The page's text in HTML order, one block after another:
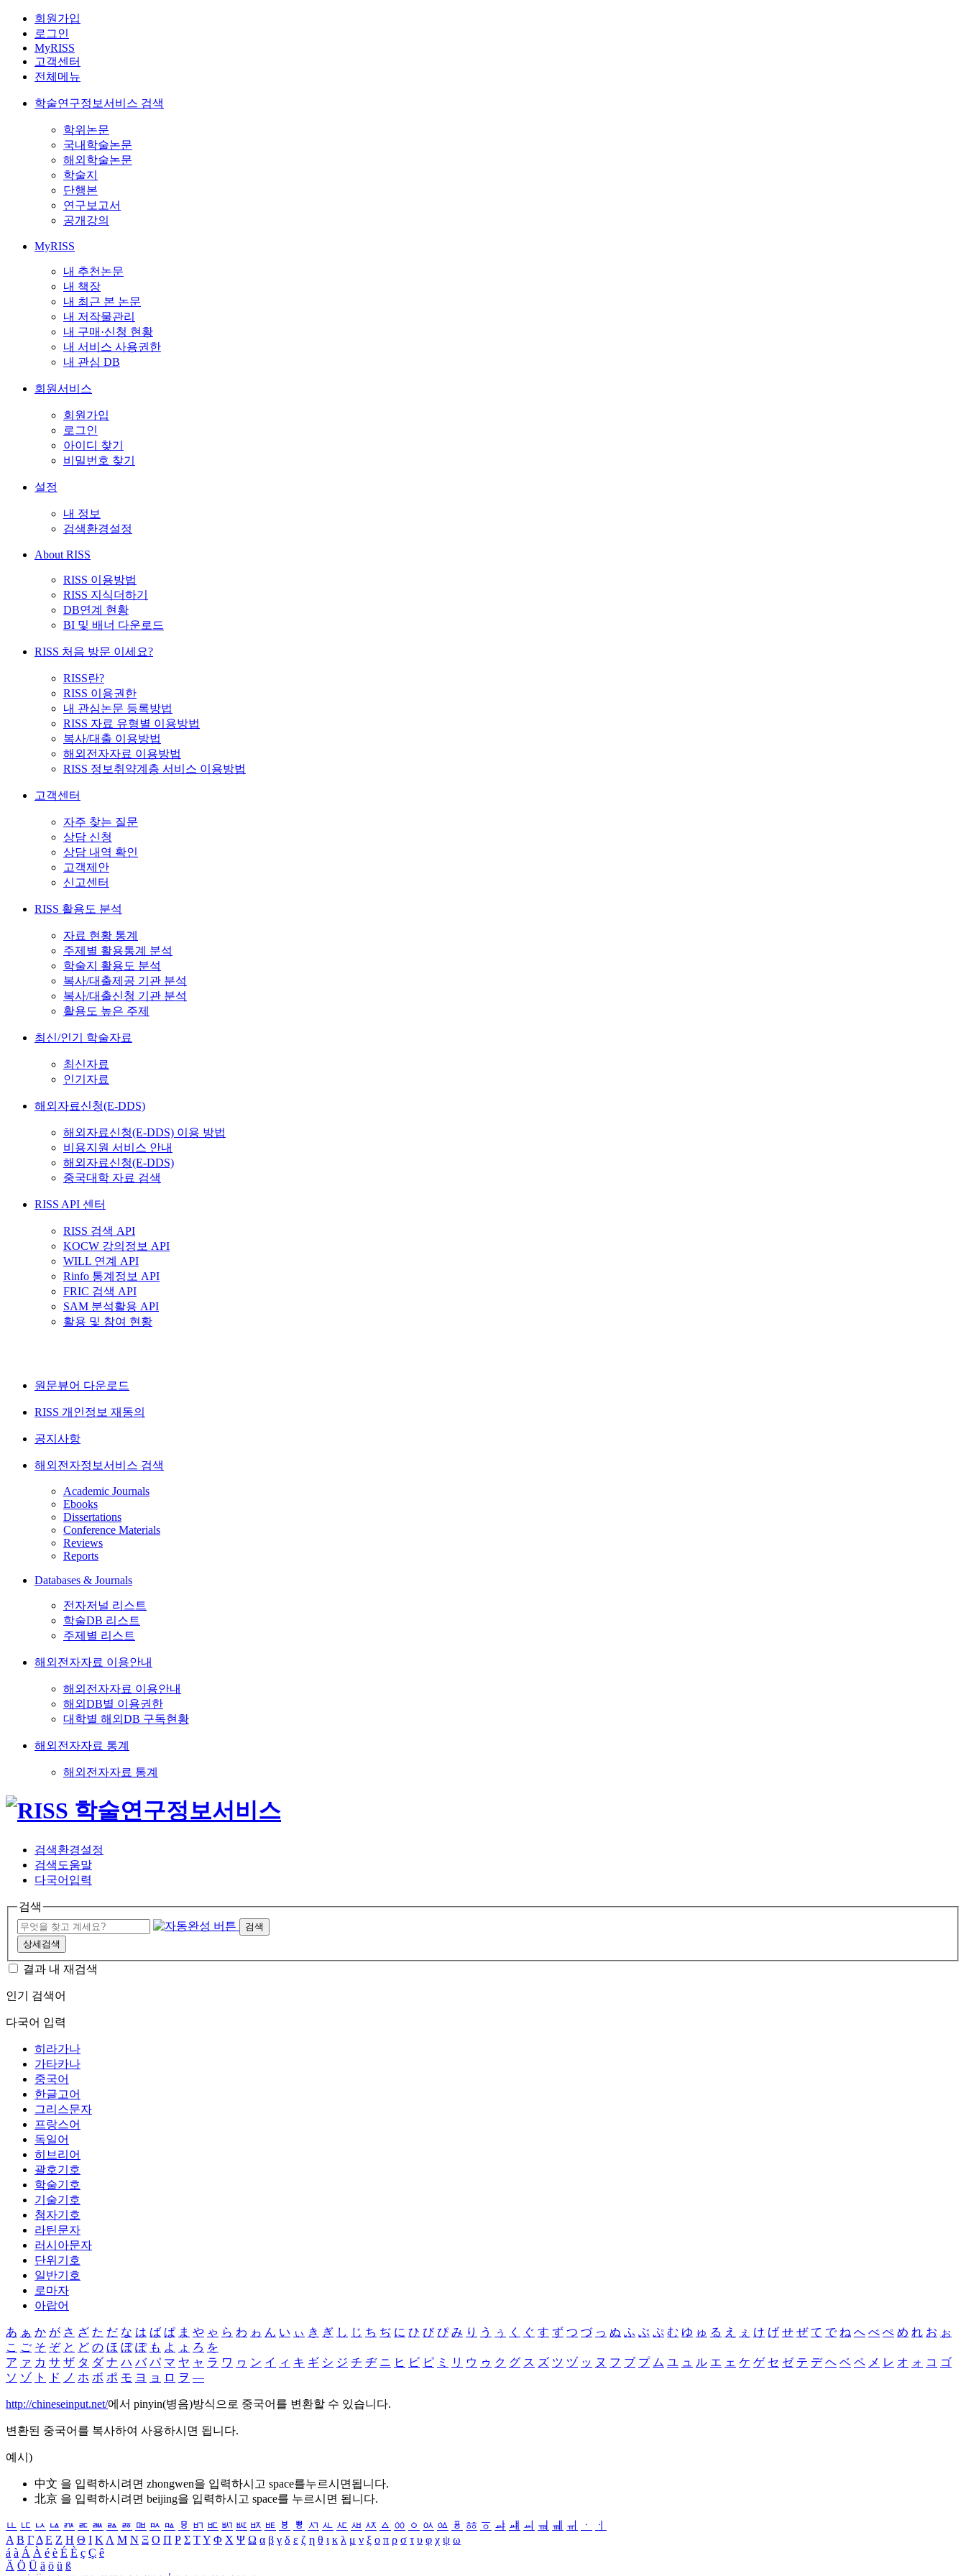
회원가입
로그인
MyRISS
고객센터
전체메뉴
학술연구정보서비스 검색
학위논문
국내학술논문
해외학술논문
학술지
단행본
연구보고서
공개강의
MyRISS
내 추천논문
내 책장
내 최근 본 논문
내 저작물관리
내 구매·신청 현황
내 서비스 사용권한
내 관심 DB
회원서비스
회원가입
로그인
아이디 찾기
비밀번호 찾기
설정
내 정보
검색환경설정
About RISS
RISS 이용방법
RISS 지식더하기
DB연계 현황
BI 및 배너 다운로드
RISS 처음 방문 이세요?
RISS란?
RISS 이용권한
내 관심논문 등록방법
RISS 자료 유형별 이용방법
복사/대출 이용방법
해외전자자료 이용방법
RISS 정보취약계층 서비스 이용방법
고객센터
자주 찾는 질문
상담 신청
상담 내역 확인
고객제안
신고센터
RISS 활용도 분석
자료 현황 통계
주제별 활용통계 분석
학술지 활용도 분석
복사/대출제공 기관 분석
복사/대출신청 기관 분석
활용도 높은 주제
최신/인기 학술자료
최신자료
인기자료
해외자료신청(E-DDS)
해외자료신청(E-DDS) 이용 방법
비용지원 서비스 안내
해외자료신청(E-DDS)
중국대학 자료 검색
RISS API 센터
RISS 검색 API
KOCW 강의정보 API
WILL 연계 API
Rinfo 통계정보 API
FRIC 검색 API
SAM 분석활용 API
활용 및 참여 현황
원문뷰어 다운로드
RISS 개인정보 재동의
공지사항
해외전자정보서비스 검색
Academic Journals
Ebooks
Dissertations
Conference Materials
Reviews
Reports
Databases & Journals
전자저널 리스트
학술DB 리스트
주제별 리스트
해외전자자료 이용안내
해외전자자료 이용안내
해외DB별 이용권한
대학별 해외DB 구독현황
해외전자자료 통계
해외전자자료 통계
검색환경설정
검색도움말
다국어입력
검색
검색
상세검색
결과 내 재검색
인기 검색어
다국어 입력
히라가나
가타카나
중국어
한글고어
그리스문자
프랑스어
독일어
히브리어
괄호기호
학술기호
기술기호
첨자기호
라틴문자
러시아문자
단위기호
일반기호
로마자
아랍어
あ ぁ か が さ ざ た だ な は ば ぱ ま や ゃ ら わ ゎ ん い ぃ き ぎ し じ ち ぢ に ひ び ぴ み り う ぅ く ぐ す ず つ づ っ ぬ ふ ぶ ぷ む ゆ ゅ る え ぇ け げ せ ぜ て で ね へ べ ぺ め れ お ぉ
こ ご そ ぞ と ど の ほ ぼ ぽ も よ ょ ろ を
ア ァ カ サ ザ タ ダ ナ ハ バ パ マ ヤ ャ ラ ワ ヮ ン イ ィ キ ギ シ ジ チ ヂ ニ ヒ ビ ピ ミ リ ウ ゥ ク グ ス ズ ツ ヅ ッ ヌ フ ブ プ ム ユ ュ ル エ ェ ケ ゲ セ ゼ テ デ ヘ ベ ペ メ レ オ ォ コ ゴ
ソ ゾ ト ド ノ ホ ボ ポ モ ヨ ョ ロ ヲ ―
http://chineseinput.net/에서 pinyin(병음)방식으로 중국어를 변환할 수 있습니다.
변환된 중국어를 복사하여 사용하시면 됩니다.
예시)
中文 을 입력하시려면 zhongwen을 입력하시고 space를누르시면됩니다.
北京 을 입력하시려면 beijing을 입력하시고 space를 누르시면 됩니다.
ㅥ ㅦ ㅧ ㅨ ㅩ ㅪ ㅫ ㅬ ㅭ ㅮ ㅯ ㅰ ㅱ ㅲ ㅳ ㅴ ㅵ ㅶ ㅷ ㅸ ㅹ ㅺ ㅻ ㅼ ㅽ ㅾ ㅿ ㆀ ㆁ ㆂ ㆃ ㆄ ㆅ ㆆ ㆇ ㆈ ㆉ ㆊ ㆋ ㆌ ㆍ
ㆎ
Α Β ΓΔ Ε Ζ Η Θ Ι ΚΛ Μ Ν Ξ Ο Π Ρ Σ ΤΥ Φ Χ Ψ Ω α β γ δ ε ζ η θ ι κ λ μ ν ξ ο π ρ σ τ υ φ χ ψ ω
á à Á À é è É È ç Ç ê
Ä Ö Ü ä ö ü ß